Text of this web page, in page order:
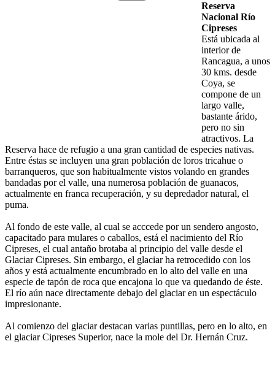
Reserva
Nacional Río
Cipreses
Está ubicada al
interior de
Rancagua, a unos
30 kms. desde
Coya, se
compone de un
largo valle,
bastante árido,
pero no sin
atractivos. La
Reserva hace de refugio a una gran cantidad de especies nativas.
Entre éstas se incluyen una gran población de loros tricahue o
barranqueros, que son habitualmente vistos volando en grandes
bandadas por el valle, una numerosa población de guanacos,
actualmente en franca recuperación, y su depredador natural, el
puma.
Al fondo de este valle, al cual se acccede por un sendero angosto,
capacitado para mulares o caballos, está el nacimiento del Río
Cipreses, el cual antaño brotaba al principio del valle desde el
Glaciar Cipreses. Sin embargo, el glaciar ha retrocedido con los
años y está actualmente encumbrado en lo alto del valle en una
especie de tapón de roca que encajona lo que va quedando de éste.
El río aún nace directamente debajo del glaciar en un espectáculo
impresionante.
Al comienzo del glaciar destacan varias puntillas, pero en lo alto, en
el glaciar Cipreses Superior, nace la mole del Dr. Hernán Cruz.